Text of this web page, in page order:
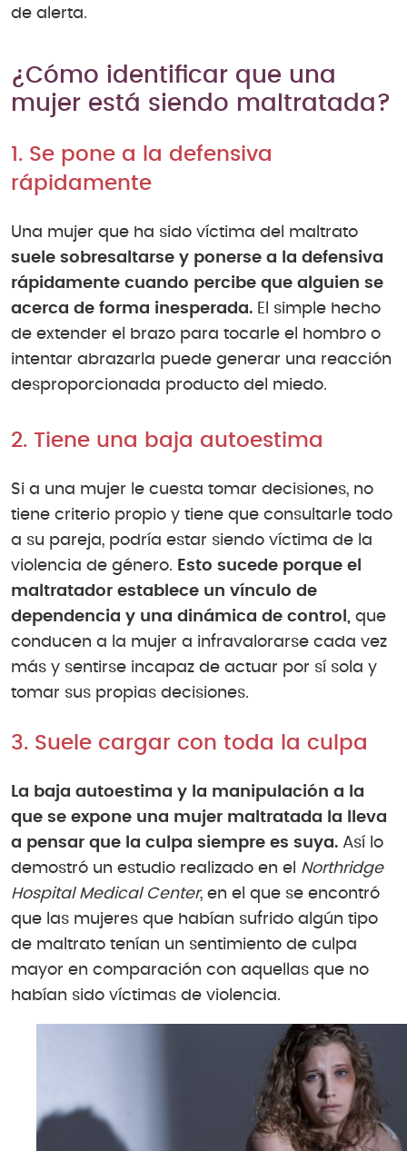
de alerta.
¿Cómo identificar que una
mujer está siendo maltratada?
1. Se pone a la defensiva
rápidamente
Una mujer que ha sido víctima del maltrato
suele sobresaltarse y ponerse a la defensiva
rápidamente cuando percibe que alguien se
acerca de forma inesperada. El simple hecho
de extender el brazo para tocarle el hombro o
intentar abrazarla puede generar una reacción
desproporcionada producto del miedo.
2. Tiene una baja autoestima
Si a una mujer le cuesta tomar decisiones, no
tiene criterio propio y tiene que consultarle todo
a su pareja, podría estar siendo víctima de la
violencia de género. Esto sucede porque el
maltratador establece un vínculo de
dependencia y una dinámica de control, que
conducen a la mujer a infravalorarse cada vez
más y sentirse incapaz de actuar por sí sola y
tomar sus propias decisiones.
3. Suele cargar con toda la culpa
La baja autoestima y la manipulación a la
que se expone una mujer maltratada la lleva
a pensar que la culpa siempre es suya. Así lo
demostró un estudio realizado en el Northridge
Hospital Medical Center, en el que se encontró
que las mujeres que habían sufrido algún tipo
de maltrato tenían un sentimiento de culpa
mayor en comparación con aquellas que no
habían sido víctimas de violencia.